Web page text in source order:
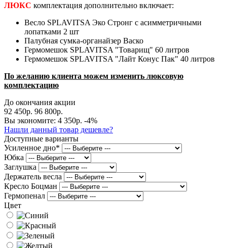
ЛЮКС комплектация дополнительно включает:
Весло SPLAVITSA Эко Стронг с асимметричными
лопатками 2 шт
Палубная сумка-органайзер Васко
Гермомешок SPLAVITSA "Товарищ" 60 литров
Гермомешок SPLAVITSA "Лайт Конус Пак" 40 литров
По желанию клиента можем изменить люксовую
комплектацию
До окончания акции
92 450р. 96 800р.
Вы экономите: 4 350р. -4%
Нашли данный товар дешевле?
Доступные варианты
Усиленное дно*
Юбка
Заглушка
Держатель весла
Кресло Боцман
Гермопенал
Цвет